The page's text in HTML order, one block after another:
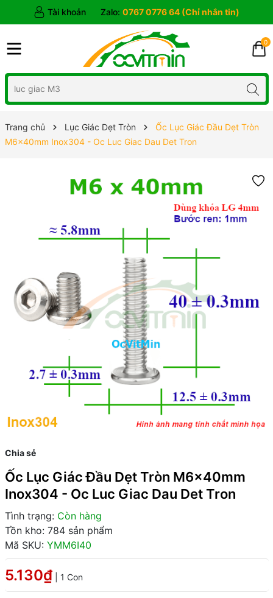
Tài khoản Zalo: 0767 0776 64 (Chỉ nhắn tin)
0
Trang chủ Lục Giác Dẹt Tròn
Ốc Lục Giác Đầu Dẹt Tròn
M6x40mm Inox304 - Oc Luc Giac Dau Det Tron
Chia sẻ
Ốc Lục Giác Đầu Dẹt Tròn M6x40mm
Inox304 - Oc Luc Giac Dau Det Tron
Tình trạng: Còn hàng
Tồn kho: 784 sản phẩm
Mã SKU: YMM6I40
5.130₫ | 1 Con